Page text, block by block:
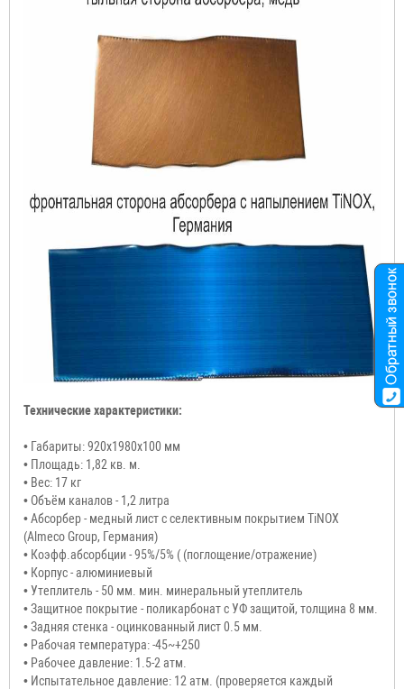
Технические характеристики:
• Габариты: 920х1980х100 мм
• Площадь: 1,82 кв. м.
• Вес: 17 кг
• Объём каналов - 1,2 литра
• Абсорбер - медный лист с селективным покрытием TiNOX
(Almeco Group, Германия)
• Коэфф.абсорбции - 95%/5% ( (поглощение/отражение)
• Корпус - алюминиевый
• Утеплитель - 50 мм. мин. минеральный утеплитель
• Защитное покрытие - поликарбонат с УФ защитой, толщина 8 мм.
• Задняя стенка - оцинкованный лист 0.5 мм.
• Рабочая температура: -45~+250
• Рабочее давление: 1.5-2 атм.
• Испытательное давление: 12 атм. (проверяется каждый